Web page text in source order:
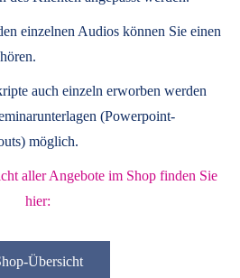
einzelnen Audios können Sie einen
auch einzeln erworben werden
(Powerpoint-
möglich.
aller Angebote im Shop finden Sie
hier:
Übersicht